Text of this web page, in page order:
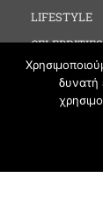
LIFESTYLE
CELEBRITIES
MEDIA
SOCIAL
δυνατή